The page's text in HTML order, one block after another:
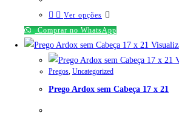
Ver opções
Comprar no WhatsApp
Pregos, Uncategorized
Prego Ardox sem Cabeça 17 x 21